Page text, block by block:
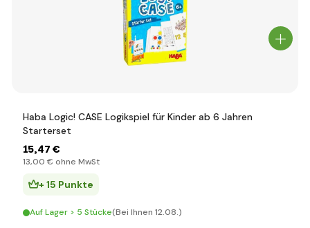
Haba Logic! CASE Logikspiel für Kinder ab 6 Jahren
Starterset
15,47 €
13,00 € ohne MwSt
+ 15 Punkte
Auf Lager > 5 Stücke(Bei Ihnen 12.08.)